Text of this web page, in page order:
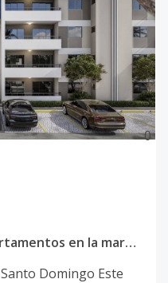
0
Elegante proyecto de apartamentos en la marginal de las americas
Santo Domingo Este